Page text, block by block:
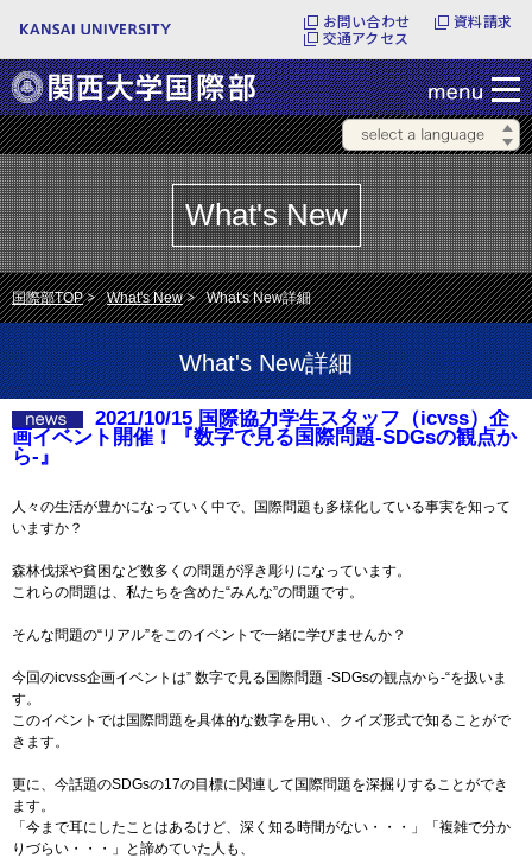
お問い合わせ
資料請求
交通アクセス
What's New
国際部TOP What's New What's New詳細
What's New詳細
2021/10/15 国際協力学生スタッフ（icvss）企
画イベント開催！『数字で見る国際問題-SDGsの観点か
ら-』
人々の生活が豊かになっていく中で、国際問題も多様化している事実を知って
いますか？
森林伐採や貧困など数多くの問題が浮き彫りになっています。
これらの問題は、私たちを含めた“みんな”の問題です。
そんな問題の“リアル”をこのイベントで一緒に学びませんか？
今回のicvss企画イベントは” 数字で見る国際問題 -SDGsの観点から-“を扱いま
す。
このイベントでは国際問題を具体的な数字を用い、クイズ形式で知ることがで
きます。
更に、今話題のSDGsの17の目標に関連して国際問題を深掘りすることができ
ます。
「今まで耳にしたことはあるけど、深く知る時間がない・・・」「複雑で分か
りづらい・・・」と諦めていた人も、